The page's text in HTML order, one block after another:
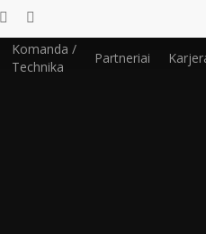
Komanda /
Technika
Partneriai